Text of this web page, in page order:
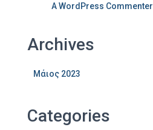
A WordPress Commenter
Archives
Μάιος 2023
Categories